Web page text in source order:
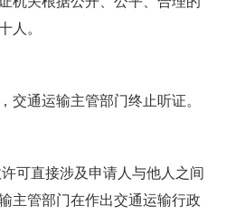
人。
交通运输主管部门终止听证。
可直接涉及申请人与他人之间
主管部门在作出交通运输行政